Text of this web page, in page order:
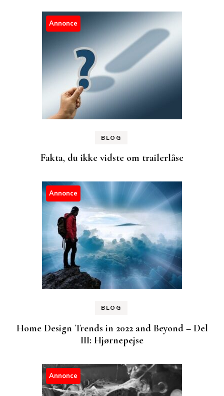
Annonce
BLOG
Fakta, du ikke vidste om trailerlåse
Annonce
BLOG
Home Design Trends in 2022 and Beyond – Del
III: Hjørnepejse
Annonce